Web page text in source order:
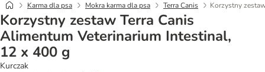
Karma dla psa Mokra karma dla psa Terra Canis Korzystny
Korzystny zestaw Terra Canis
Alimentum Veterinarium Intestinal,
12 x 400 g
Kurczak